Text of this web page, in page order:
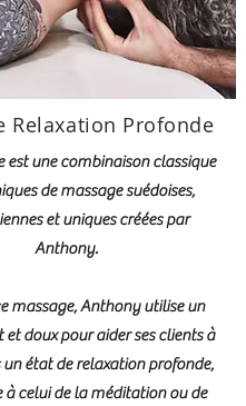
Relaxation Profonde
est une combinaison classique
de massage suédoises,
et uniques créées par
Anthony.
massage, Anthony utilise un
doux pour aider ses clients à
un état de relaxation profonde,
à celui de la méditation ou de